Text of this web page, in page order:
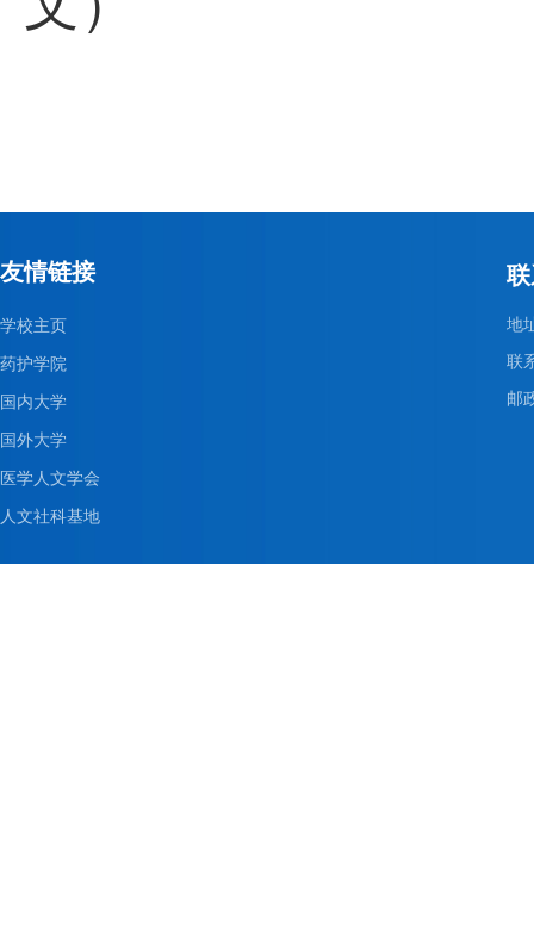
友情链接
学校主页
药护学院
国内大学
国外大学
医学人文学会
人文社科基地
地
联
邮